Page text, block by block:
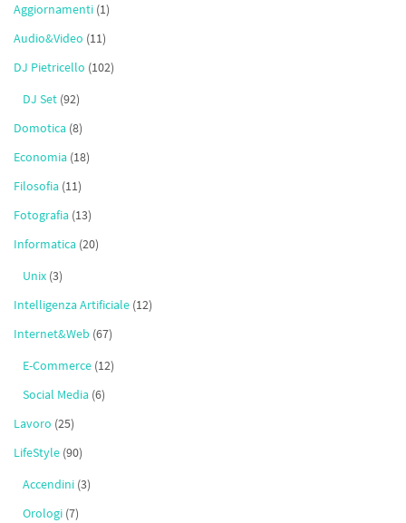
Aggiornamenti (1)
Audio&Video (11)
DJ Pietricello (102)
DJ Set (92)
Domotica (8)
Economia (18)
Filosofia (11)
Fotografia (13)
Informatica (20)
Unix (3)
Intelligenza Artificiale (12)
Internet&Web (67)
E-Commerce (12)
Social Media (6)
Lavoro (25)
LifeStyle (90)
Accendini (3)
Orologi (7)